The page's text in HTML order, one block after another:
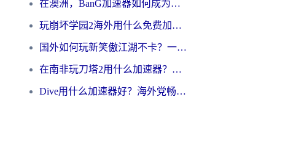
在澳洲，BanG加速器如何成为你国服游戏的“时光机”？
玩崩坏学园2海外用什么免费加速器好？2026海外党亲测国服游戏加速指南
国外如何玩新笑傲江湖不卡？一份给海外游子的终极网络指南
在南非玩刀塔2用什么加速器？一份给海外游子的终极生存指南
Dive用什么加速器好？海外党畅玩国服游戏的终极避坑指南